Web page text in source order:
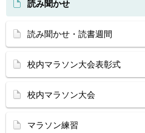
読み聞かせ
読み聞かせ・読書週間
校内マラソン大会表彰式
校内マラソン大会
マラソン練習